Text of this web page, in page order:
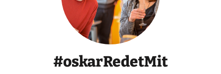
#oskarRedetMit